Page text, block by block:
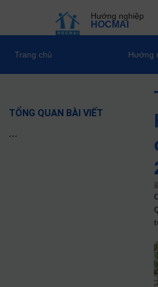
Hướng nghiệp
HOCMAI
Trang chủ Hướng
TỔNG QUAN BÀI VIẾT
...